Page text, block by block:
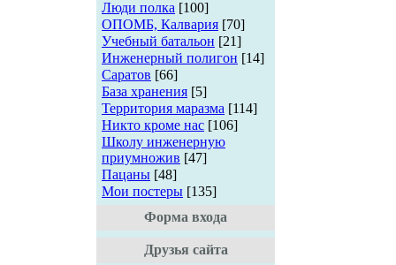
Люди полка [100]
ОПОМБ, Калвария [70]
Учебный батальон [21]
Инженерный полигон [14]
Саратов [66]
База хранения [5]
Территория маразма [114]
Никто кроме нас [106]
Школу инженерную
приумножив [47]
Пацаны [48]
Мои постеры [135]
Форма входа
Друзья сайта